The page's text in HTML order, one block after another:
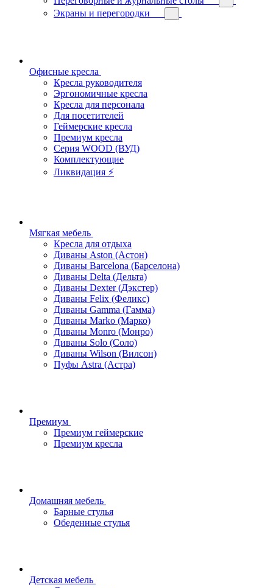
Экраны и перегородки
Офисные кресла
Кресла руководителя
Эргономичные кресла
Кресла для персонала
Для посетителей
Геймерские кресла
Премиум кресла
Серия WOOD (ВУД)
Комплектующие
Ликвидация ⚡
Мягкая мебель
Кресла для отдыха
Диваны Aston (Астон)
Диваны Barcelona (Барселона)
Диваны Delta (Дельта)
Диваны Dexter (Дэкстер)
Диваны Felix (Феликс)
Диваны Gamma (Гамма)
Диваны Marko (Марко)
Диваны Monro (Монро)
Диваны Solo (Соло)
Диваны Wilson (Вилсон)
Пуфы Astra (Астра)
Премиум
Премиум геймерские
Премиум кресла
Домашняя мебель
Барные стулья
Обеденные стулья
Детская мебель